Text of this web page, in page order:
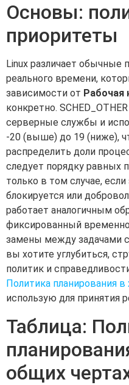
Основы:
приоритеты
Linux различает обычные
реального времени,
зависимости от Рабочая
конкретно.
серверные службы и
-20 (выше) до 19 (ниже),
распределить доли
следует порядку равных
только в том случае,
блокируется или
работает аналогичным
фиксированный
замены между задачами
вы хотите углубиться,
политик и
Политика планирования в
использую для принятия
Таблица:
общих